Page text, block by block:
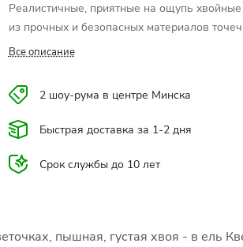
Реалистичные, приятные на ощупь
из прочных и безопасных материалов
покрыты легким снежком, которые придает
модели:
✓ пышная, густая хвоя естественного темно-
зеленого цвета;
✓ аккуратная точечная заснеженность лап;
✓ естественный вид веточек и иголочек
сочетанию литой хвои и мягкого ПВХ;
✓ прочная металлическая подставка;
Все описание
2 шоу-рума в центре Минска
Быстрая доставка за 1-2 дня
Срок службы до 10 лет
пышная, густая хвоя - в ель